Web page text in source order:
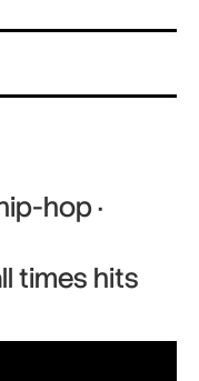
hop ·
times hits